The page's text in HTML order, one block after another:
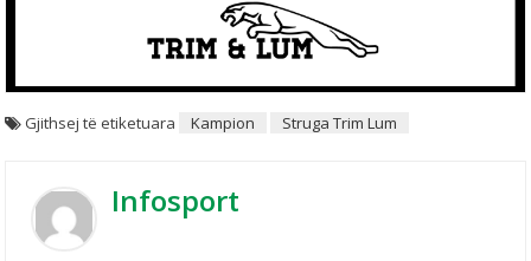
Gjithsej të etiketuara Kampion Struga Trim Lum
Infosport